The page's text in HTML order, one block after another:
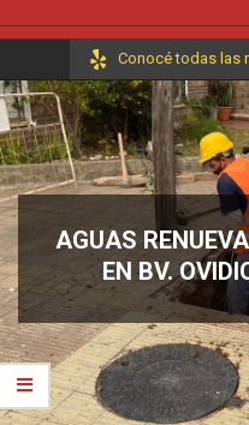
Primary
Menu
Conocé todas las
AGUAS
EN BV.